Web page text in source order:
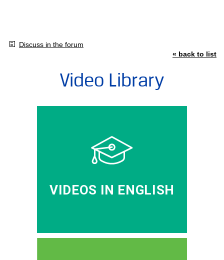
Discuss in the forum
« back to list
Video Library
VIDEOS IN ENGLISH